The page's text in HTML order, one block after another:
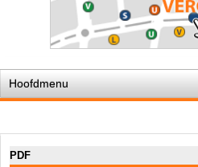
Hoofdmenu
De spelregels
Stedenbouwkundige vergunning
PDF